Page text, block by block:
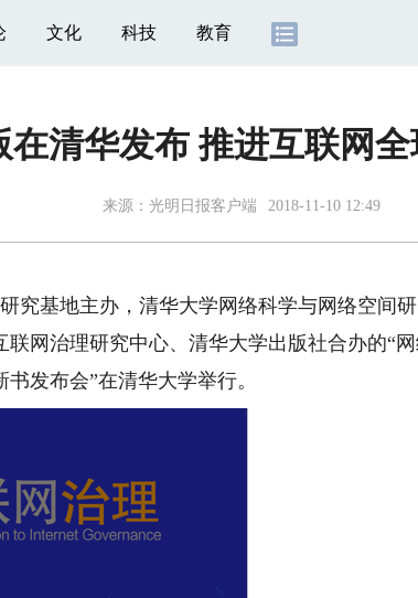
文化 科技 教育
清华发布 推进互联网
来源： 光明日报客户端 2018-11-10 12:49
基地主办，清华大学网络科学与网络空间研
网治理研究中心、清华大学出版社合办的“网
发布会”在清华大学举行。